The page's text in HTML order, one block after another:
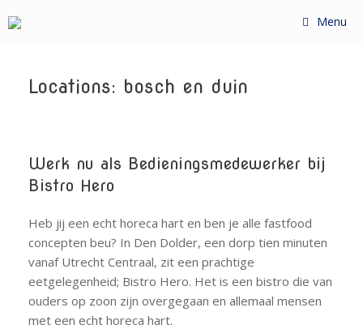
naar
Menu
Locations: bosch en duin
Werk nu als Bedieningsmedewerker bij
Bistro Hero
Heb jij een echt horeca hart en ben je alle fastfood
concepten beu? In Den Dolder, een dorp tien minuten
vanaf Utrecht Centraal, zit een prachtige
eetgelegenheid; Bistro Hero. Het is een bistro die van
ouders op zoon zijn overgegaan en allemaal mensen
met een echt horeca hart.